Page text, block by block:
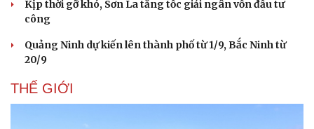
Kịp thời gỡ khó, Sơn La tăng tốc giải ngân vốn đầu tư
công
Quảng Ninh dự kiến lên thành phố từ 1/9, Bắc Ninh từ
20/9
THẾ GIỚI